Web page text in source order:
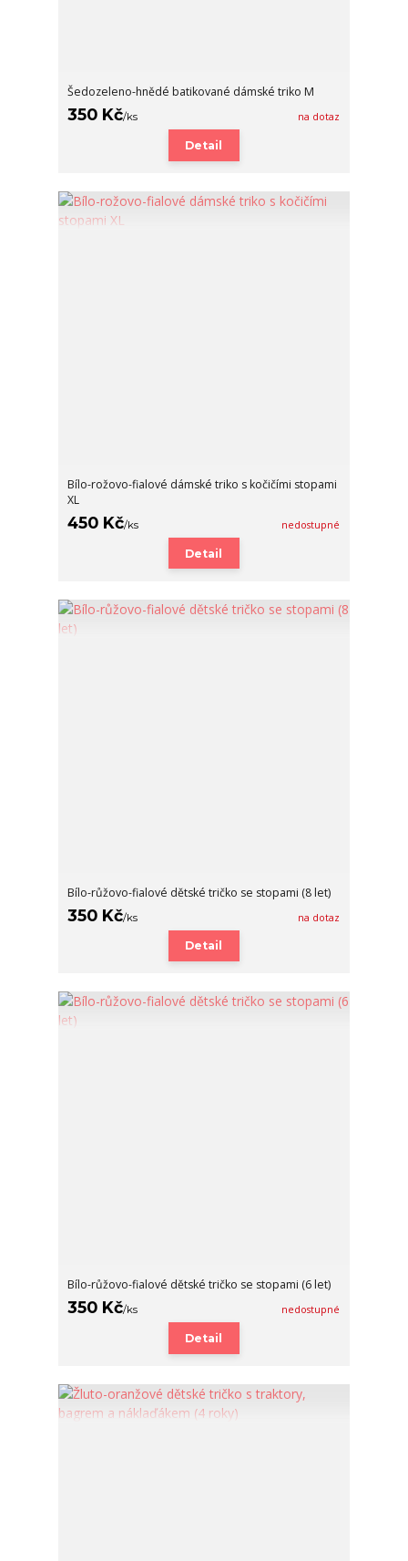
Šedozeleno-hnědé batikované dámské triko M
350 Kč/ks na dotaz
Detail
Bílo-rožovo-fialové dámské triko s kočičími stopami
XL
450 Kč/ks nedostupné
Detail
Bílo-růžovo-fialové dětské tričko se stopami (8 let)
350 Kč/ks na dotaz
Detail
Bílo-růžovo-fialové dětské tričko se stopami (6 let)
350 Kč/ks nedostupné
Detail